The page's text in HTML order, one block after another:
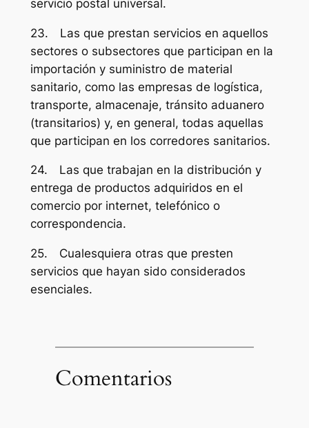
servicio postal universal.
23. Las que prestan servicios en aquellos
sectores o subsectores que participan en la
importación y suministro de material
sanitario, como las empresas de logística,
transporte, almacenaje, tránsito aduanero
(transitarios) y, en general, todas aquellas
que participan en los corredores sanitarios.
24. Las que trabajan en la distribución y
entrega de productos adquiridos en el
comercio por internet, telefónico o
correspondencia.
25. Cualesquiera otras que presten
servicios que hayan sido considerados
esenciales.
Comentarios